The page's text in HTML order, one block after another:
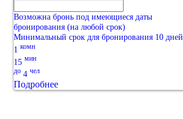
Возможна бронь под имеющиеся даты
бронирования (на любой срок)
Минимальный срок для бронирования 10 дней
1 комн
15 мин
до 4 чел
Подробнее